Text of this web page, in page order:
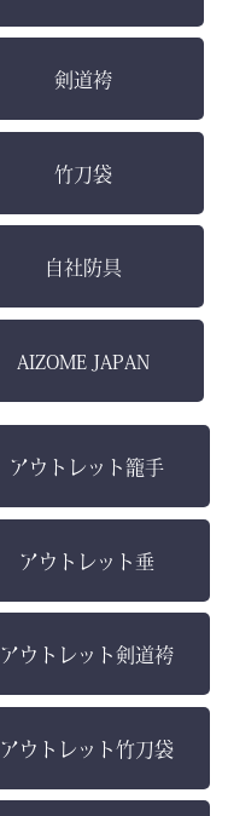
剣道袴
竹刀袋
自社防具
AIZOME JAPAN
アウトレット籠手
アウトレット垂
アウトレット剣道袴
アウトレット竹刀袋